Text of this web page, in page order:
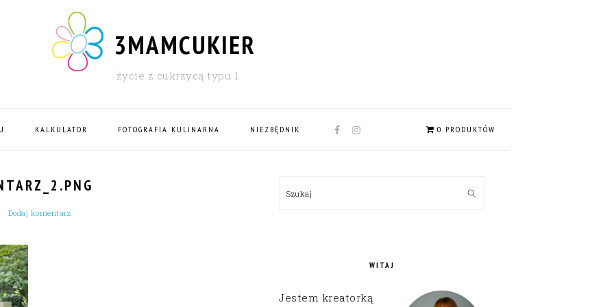
3MAMCUKIER
życie z cukrzycą typu 1
KALKULATOR FOTOGRAFIA KULINARNA NIEZBĘDNIK
NAV
0 PRODUKTÓW
Dodaj komentarz
SIDEBAR
Szukaj
WITAJ
Jestem kreatorką